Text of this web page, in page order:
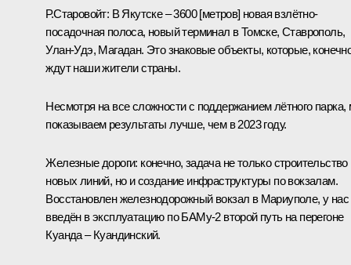
Р.Старовойт: В Якутске – 3600 [метров] новая взлётно-
посадочная полоса, новый терминал в Томске, Ставрополь,
Улан-Удэ, Магадан. Это знаковые объекты, которые,
ждут наши жители страны.
Несмотря на все сложности с поддержанием лётного
показываем результаты лучше, чем в 2023 году.
Железные дороги: конечно, задача не только строительство
новых линий, но и создание инфраструктуры по вокзалам.
Восстановлен железнодорожный вокзал в Мариуполе, у нас
введён в эксплуатацию по БАМу-2 второй путь на перегоне
Куанда – Куандинский.